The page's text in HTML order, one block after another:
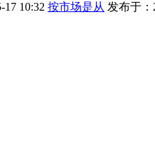
17 10:32 按市场是从 发布于：